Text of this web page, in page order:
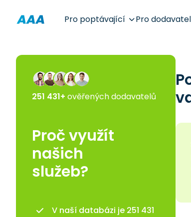
Pro poptávající Pro
251 431+ ověřených dodavatelů
Proč využít
našich
služeb?
V naší databázi je 251 431